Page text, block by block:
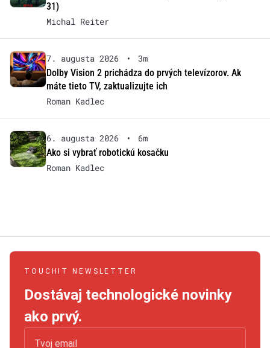
31)
Michal Reiter
7. augusta 2026 •
3m
Dolby Vision 2 prichádza do prvých televízorov. Ak
máte tieto TV, zaktualizujte ich
Roman Kadlec
6. augusta 2026 •
6m
Ako si vybrať robotickú kosačku
Roman Kadlec
TOUCHIT NEWSLETTER
Dostávaj technologické novinky
ako prvý.